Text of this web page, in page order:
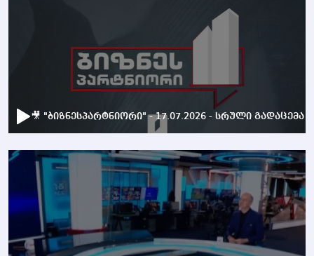
🎥 "ბიზნესპარტნიორი" - 17.07.2026 - სრული გადაცემა